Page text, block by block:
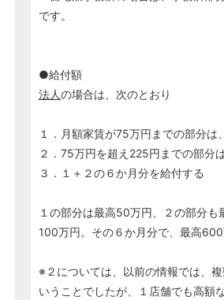
です。
●給付額
法人の場合は、次のとおり
１．月額家賃が75万円までの部分は
２．75万円を超え225円までの部分
３．１＋２の６か月分を給付する
１の部分は最高50万円、２の部分
100万円。その６か月分で、最高600
※２については、以前の情報では、
いうことでしたが、１店舗でも高額